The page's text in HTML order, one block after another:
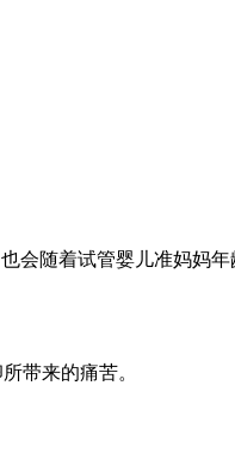
会随着试管婴儿准妈妈
带来的痛苦。